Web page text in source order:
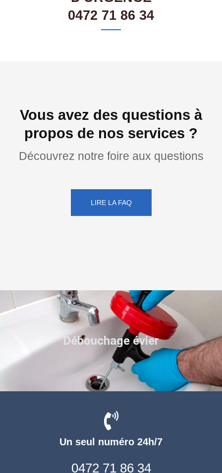
0472 71 86 34
Vous avez des questions à
propos de nos services ?
Découvrez notre foire aux questions
LIRE LA FAQ
Un seul numéro 24h/7
0472 71 86 34
Débouchage évier